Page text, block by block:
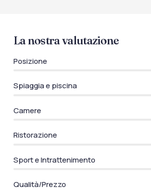
La nostra valutazione
Posizione
Spiaggia e piscina
Camere
Ristorazione
Sport e Intrattenimento
Qualità/Prezzo